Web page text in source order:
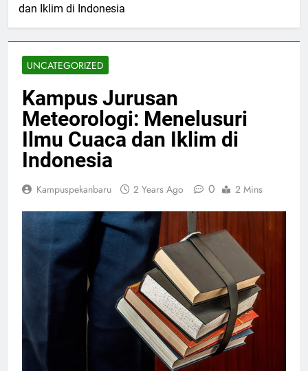
dan Iklim di Indonesia
UNCATEGORIZED
Kampus Jurusan
Meteorologi: Menelusuri
Ilmu Cuaca dan Iklim di
Indonesia
Kampuspekanbaru 2 Years Ago 0 2 Mins